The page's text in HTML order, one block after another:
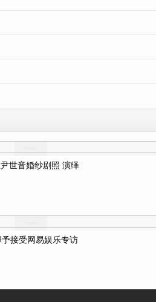
世音婚纱剧照 演绎
予接受网易娱乐专访